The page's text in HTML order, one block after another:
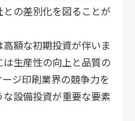
の差別化を図ることが
額な初期投資が伴いま
生産性の向上と品質の
ジ印刷業界の競争力を
設備投資が重要な要素